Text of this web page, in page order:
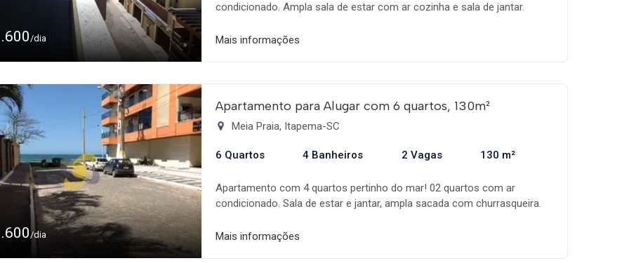
/dia
condicionado. Ampla sala de estar com ar cozinha e sala de jantar.
proteção em todas as janelas. Próximo ao Kabak Deck Bar, Mc Donald´s
Mais informações
/dia
Apartamento para Alugar com 6 quartos, 130m²
Meia Praia, Itapema-SC
6 Quartos 4 Banheiros 2 Vagas 130 m²
Apartamento com 4 quartos pertinho do mar! 02 quartos com ar
condicionado. Sala de estar e jantar, ampla sacada com churrasqueira.
para 10 pessoas. Próximo ao Supermercado Ofertão.
Mais informações